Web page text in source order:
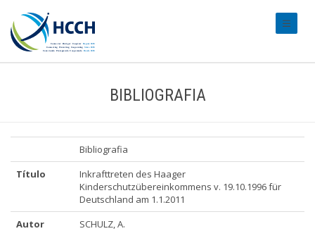
BIBLIOGRAFIA
Bibliografia
Título
Inkrafttreten des Haager
Kinderschutzübereinkommens v. 19.10.1996 für
Deutschland am 1.1.2011
Autor
SCHULZ, A.